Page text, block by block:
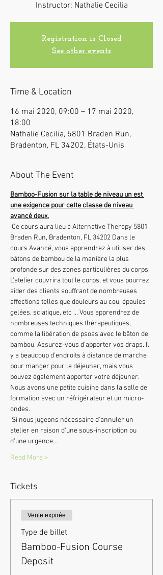
Instructor: Nathalie Cecilia
Registration is Closed
See other events
Time & Location
16 mai 2020, 09:00 – 17 mai 2020,
18:00
Nathalie Cecilia, 5801 Braden Run,
Bradenton, FL 34202, États-Unis
About The Event
Bamboo-Fusion sur la table de niveau un est
une exigence pour cette classe de niveau
avancé deux.
Braden Run, Bradenton, FL 34202 Dans le
cours Avancé, vous apprendrez à utiliser des
bâtons de bambou de la manière la plus
profonde sur des zones particulières du corps.
L'atelier couvrira tout le corps, et vous pourrez
aider des clients souffrant de nombreuses
affections telles que douleurs au cou, épaules
gelées, sciatique, etc ... Vous apprendrez de
nombreuses techniques thérapeutiques,
comme la libération de psoas avec le bâton de
bambou. Assurez-vous d'apporter vos draps. Il
y a beaucoup d'endroits à distance de marche
pour manger pour le déjeuner, mais vous
pouvez également apporter votre déjeuner.
Nous avons une petite cuisine dans la salle de
formation avec un réfrigérateur et un micro-
ondes.
atelier en raison d'une sous-inscription ou
d'une urgence…
Read More >
Tickets
Vente expirée
Type de billet
Bamboo-Fusion Course
Deposit